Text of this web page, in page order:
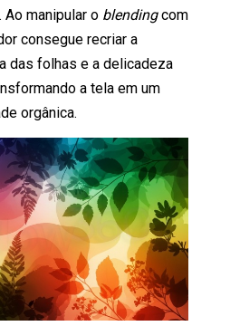
manipular o blendingcom
consegue recriar a
das folhas e a delicadeza
a tela em um
orgânica.